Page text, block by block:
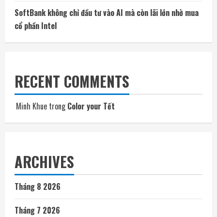
SoftBank không chỉ đầu tư vào AI mà còn lãi lớn nhờ mua
cổ phần Intel
RECENT COMMENTS
Minh Khue trongColor your Tết
ARCHIVES
Tháng 8 2026
Tháng 7 2026